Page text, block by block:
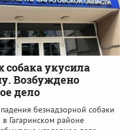
собака укусила
Возбуждено
дело
безнадзорной собаки
Гагаринском районе